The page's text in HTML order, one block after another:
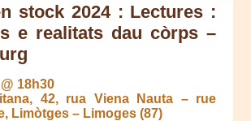
stock 2024 : Lectures :
e realitats dau còrps –
18h30
42, rua Viena Nauta – rue
Limòtges – Limoges (87)